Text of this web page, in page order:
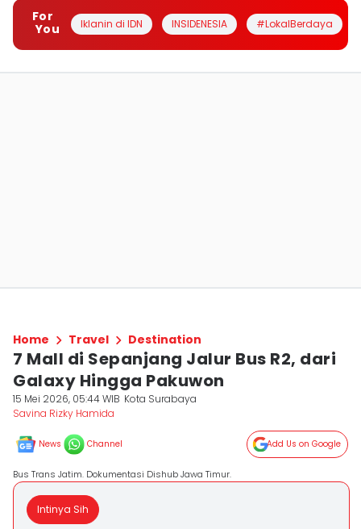
For
You
Iklanin di IDN INSIDENESIA #LokalBerdaya
Home Travel Destination
7 Mall di Sepanjang Jalur Bus R2, dari
Galaxy Hingga Pakuwon
15 Mei 2026, 05:44 WIB Kota Surabaya
Savina Rizky Hamida
News Channel Add Us on Google
Bus Trans Jatim. Dokumentasi Dishub Jawa Timur.
Intinya Sih